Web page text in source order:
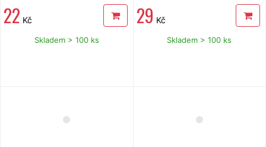
22 Kč
Skladem > 100 ks
29 Kč
Skladem > 100 ks